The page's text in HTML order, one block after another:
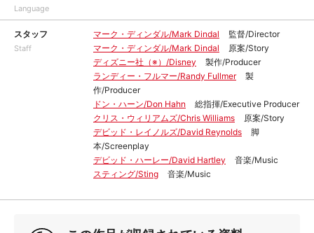
Language
スタッフ
Staff
マーク・ディンダル/Mark Dindal
監督/Director
マーク・ディンダル/Mark Dindal
原案/Story
ディズニー社（※）/Disney
製作/Producer
ランディー・フルマー/Randy Fullmer
製
作/Producer
ドン・ハーン/Don Hahn
総指揮/Executive Producer
クリス・ウィリアムズ/Chris Williams
原案/Story
デビッド・レイノルズ/David Reynolds
脚
本/Screenplay
デビッド・ハーレー/David Hartley
音楽/Music
スティング/Sting
音楽/Music